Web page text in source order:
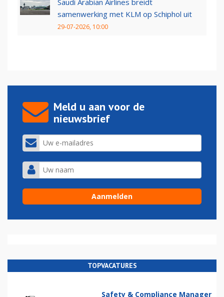
samenwerking met KLM op Schiphol uit
29-07-2026, 10:00
Meld u aan voor de
nieuwsbrief
TOPVACATURES
Safety & Compliance Manager